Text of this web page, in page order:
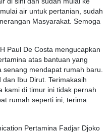
air untuk pertanian, sudah
Masyarakat. Semoga
Paul De Costa mengucapkan
atas bantuan yang
mendapat rumah baru.
dan Ibu Dirut. Terimakasih
kami di timur ini tidak pernah
rumah seperti ini, terima
Pertamina Fadjar Djoko